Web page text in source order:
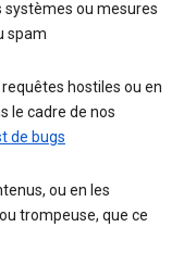
systèmes ou mesures
spam
hostiles ou en
le cadre de nos
de bugs
ou en les
trompeuse, que ce